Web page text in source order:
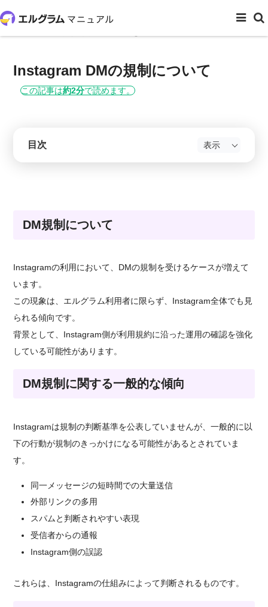
Instagram DMの規制について
この記事は約2分で読めます。
目次
DM規制について
Instagramの利用において、DMの規制を受けるケースが増えて
います。
この現象は、エルグラム利用者に限らず、Instagram全体でも見
られる傾向です。
背景として、Instagram側が利用規約に沿った運用の確認を強化
している可能性があります。
DM規制に関する一般的な傾向
Instagramは規制の判断基準を公表していませんが、一般的に以
下の行動が規制のきっかけになる可能性があるとされていま
す。
同一メッセージの短時間での大量送信
外部リンクの多用
スパムと判断されやすい表現
受信者からの通報
Instagram側の誤認
これらは、Instagramの仕組みによって判断されるものです。